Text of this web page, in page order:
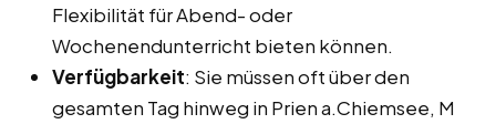
Flexibilität für Abend- oder
Wochenendunterricht bieten können.
Verfügbarkeit: Sie müssen oft über den
gesamten Tag hinweg in Prien a.Chiemsee, M